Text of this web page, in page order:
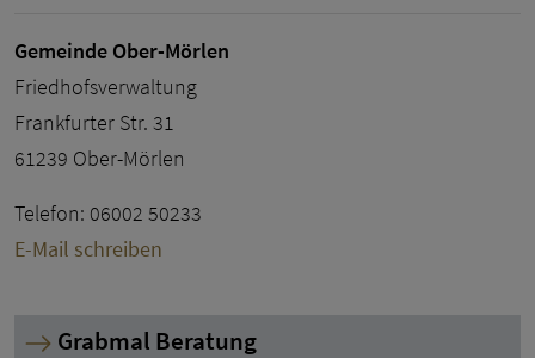
Gemeinde Ober-Mörlen
Friedhofsverwaltung
Frankfurter Str. 31
61239 Ober-Mörlen
Telefon: 06002 50233
E-Mail schreiben
Grabmal Beratung